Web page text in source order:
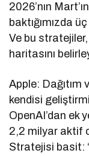
2026’nın
baktığımızda
Ve bu
haritasını
Apple: Dağıtım
kendisi
OpenAI’dan ek
2,2 milyar aktif
Stratejisi basit: